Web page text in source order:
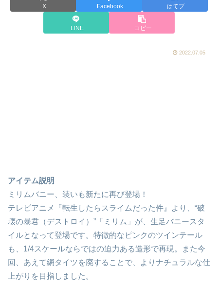
X Facebook はてブ
LINE コピー
2022.07.05
アイテム説明
ミリムバニー、装いも新たに再び登場！
テレビアニメ『転生したらスライムだった件』より、“破
壊の暴君（デストロイ）”「ミリム」が、生足バニースタ
イルとなって登場です。特徴的なピンクのツインテール
も、1/4スケールならではの迫力ある造形で再現。また今
回、あえて網タイツを廃することで、よりナチュラルな仕
上がりを目指しました。